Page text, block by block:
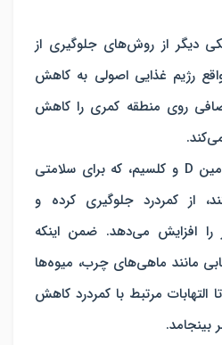
دیگر از روش‌های جلوگیری از
رژیم غذایی اصولی به کاهش
روی منطقه کمری را کاهش
مصرف مواد غذایی با ویتامین D و کلسیم، که برای سلامتی
از کمردرد جلوگیری کرده و
افزایش می‌دهد. ضمن اینکه
مانند ماهی‌های چرب، میوه‌ها
مرتبط با کمردرد کاهش
بینجامد.